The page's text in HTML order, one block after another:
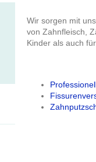
Wir sorgen mit
von Zahnfleisch,
Kinder als auch